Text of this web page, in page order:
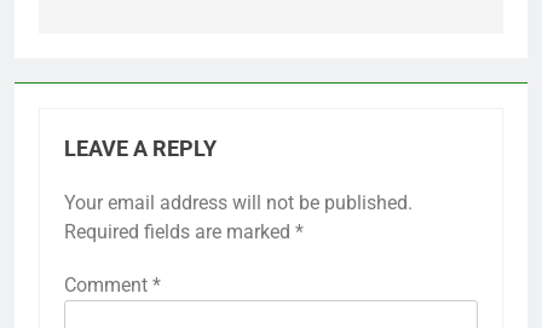
LEAVE A REPLY
Your email address will not be published.
Required fields are marked *
Comment *